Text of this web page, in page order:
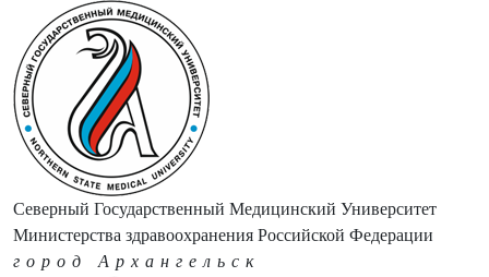
Северный Государственный Медицинский Университет
Министерства здравоохранения Российской Федерации
город Архангельск